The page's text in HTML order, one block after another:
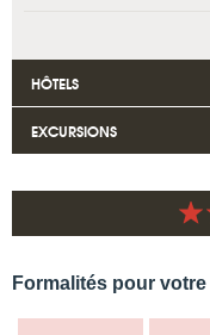
HÔTELS
EXCURSIONS
Formalités pour